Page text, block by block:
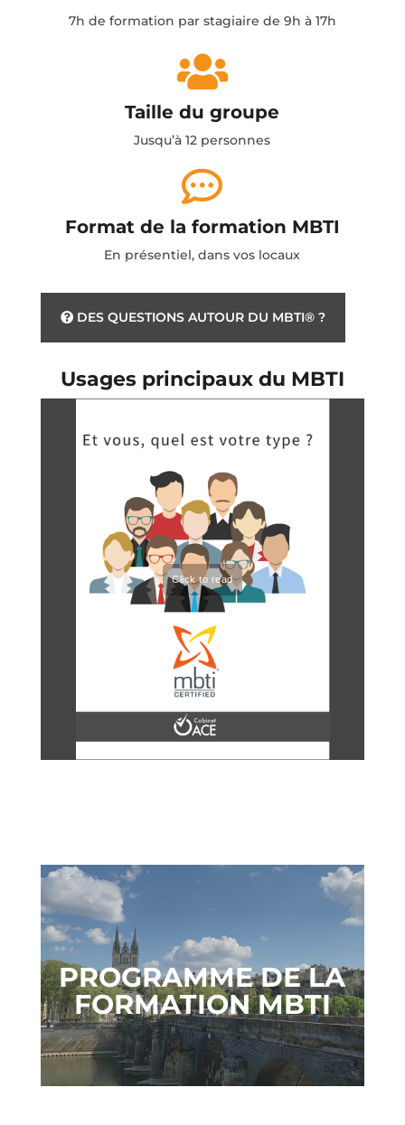
7h de formation par stagiaire de 9h à 17h

Taille du groupe
Jusqu’à 12 personnes

Format de la formation MBTI
En présentiel, dans vos locaux
DES QUESTIONS AUTOUR DU MBTI® ?
Usages principaux du MBTI
PROGRAMME DE LA
FORMATION MBTI